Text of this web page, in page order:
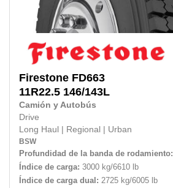
Firestone FD663
11R22.5 146/143L
Camión y Autobús
Drive
Long Haul
Regional Urban
BSW
Profundidad de la banda de rodamiento:
Índice de carga: 3000 kg/6610 lb
Índice de carga dual: 2725 kg/6005 lb